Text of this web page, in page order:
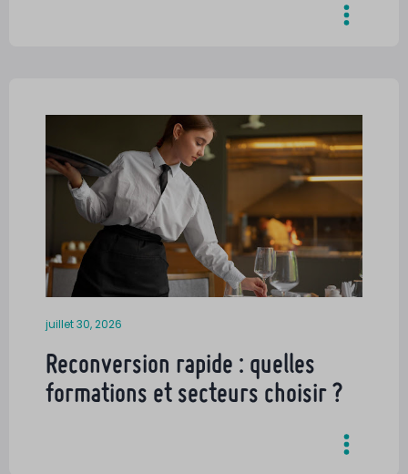
juillet 30, 2026
Reconversion rapide : quelles
formations et secteurs choisir ?